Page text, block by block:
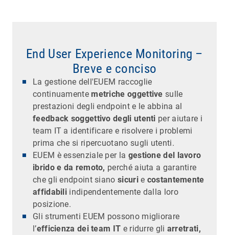
End User Experience Monitoring –
Breve e conciso
La gestione dell'EUEM raccoglie
continuamente metriche oggettive sulle
prestazioni degli endpoint e le abbina al
feedback soggettivo degli utenti per aiutare i
team IT a identificare e risolvere i problemi
prima che si ripercuotano sugli utenti.
EUEM è essenziale per la gestione del lavoro
ibrido e da remoto, perché aiuta a garantire
che gli endpoint siano sicurie costantemente
affidabili indipendentemente dalla loro
posizione.
Gli strumenti EUEM possono migliorare
l’efficienza dei team IT e ridurre gli arretrati,